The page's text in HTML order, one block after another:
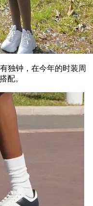
独钟，在今年的时装周
配。